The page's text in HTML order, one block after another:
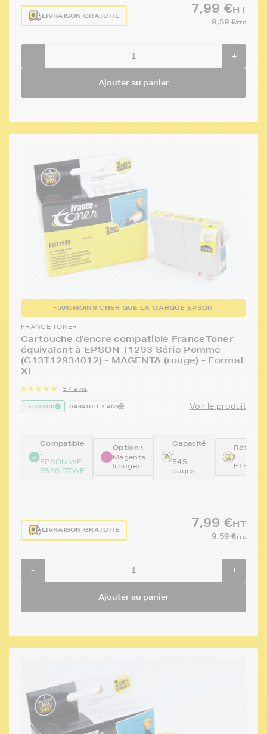
LIVRAISON GRATUITE
7,99 €HT
9,59 €TTC
- +
Ajouter au panier
-50%MOINS CHER QUE LA MARQUE EPSON
FRANCE TONER
Cartouche d'encre compatible FranceToner
équivalent à EPSON T1293 Série Pomme
(C13T12934012) - MAGENTA (rouge) - Format
XL
37 avis
EN STOCK GARANTIE 2 ANS Voir le produit
Compatible
:
EPSON WF
3530 DTWF
Option :
Magenta
(rouge)
Capacité
:
545
pages
:
LIVRAISON GRATUITE
7,99 €HT
9,59 €TTC
- +
Ajouter au panier